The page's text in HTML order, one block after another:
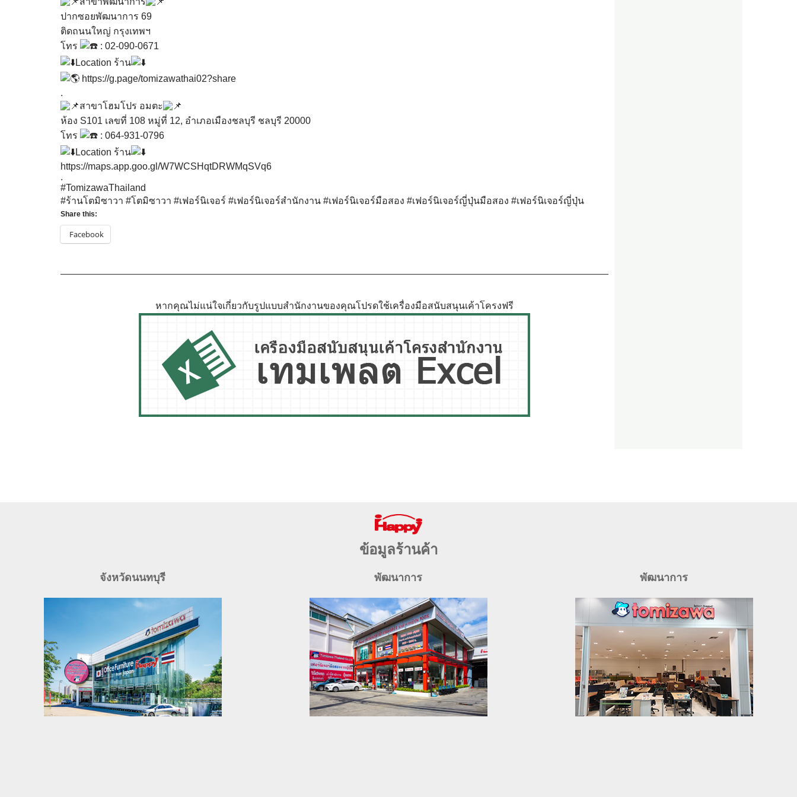
ปากซอยพัฒนาการ 69
ติดถนนใหญ่ กรุงเทพฯ
โทร
: 02-090-0671
Location ร้าน
https://g.page/tomizawathai02?share
.
สาขาโฮมโปร อมตะ
ห้อง S101 เลขที่ 108 หมู่ที่ 12, อำเภอเมืองชลบุรี ชลบุรี 20000
โทร
: 064-931-0796
Location ร้าน
https://maps.app.goo.gl/W7WCSHqtDRWMqSVq6
.
#TomizawaThailand
#ร้านโตมิซาวา #โตมิซาวา #เฟอร์นิเจอร์ #เฟอร์นิเจอร์สำนักงาน #เฟอร์นิเจอร์มือสอง #เฟอร์นิเจอร์ญี่ปุ่นมือสอง #เฟอร์นิเจอร์ญี่ปุ่น
Share this:
Facebook
หากคุณไม่แน่ใจเกี่ยวกับรูปแบบสำนักงานของคุณโปรดใช้เครื่องมือสนับสนุนเค้าโครงฟรี
ข้อมูลร้านค้า
จังหวัดนนทบุรี พัฒนาการ พัฒนาการ